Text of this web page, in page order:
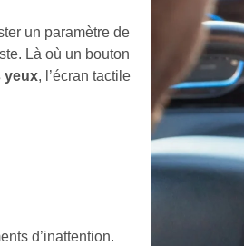
un paramètre de
Là où un bouton
yeux, l’écran tactile
d’inattention.